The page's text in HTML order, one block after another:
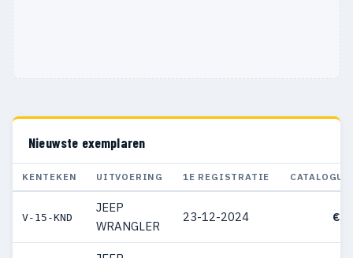
Nieuwste exemplaren
KENTEKEN UITVOERING 1E REGISTRATIE
V-15-KND
JEEP
WRANGLER
23-12-2024 €